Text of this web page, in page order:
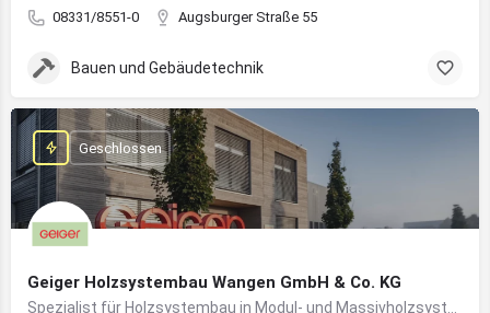
08331/8551-0 Augsburger Straße 55
Bauen und Gebäudetechnik
Geiger Holzsystembau Wangen GmbH & Co. KG
Geschlossen